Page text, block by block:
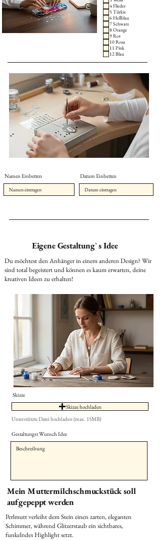
4 Flieder
5 Türkis
6 Hellblau
7 Schwarz
8 Orange
9 Rot
10 Rosa
11 Pink
12 Blau
Namen Einbetten Datum Einbetten
Eigene Gestaltung` s Idee
Du möchtest den Anhänger in einem anderen Design? Wir
sind total begeistert und können es kaum erwarten, deine
kreativen Ideen zu erhalten!
Skizze
Skizze hochladen
Unterstützte Datei hochladen (max. 15MB)
Gestaltungst Wunsch Idee
Mein Muttermilchschmuckstück soll
aufgepeppt werden
Perlmutt verleiht dem Stein einen zarten, eleganten
Schimmer, während Glitzerstaub ein sichtbares,
funkelndes Highlight setzt.